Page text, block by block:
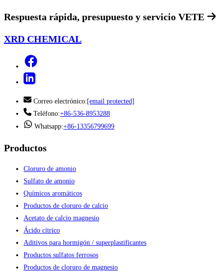
Respuesta rápida, presupuesto y servicio VETE
XRD CHEMICAL
Correo electrónico: [email protected]
Teléfono:+86-536-8953288
Whatsapp:+86-13356799699
Productos
Cloruro de amonio
Sulfato de amonio
Químicos aromáticos
Productos de cloruro de calcio
Acetato de calcio magnesio
Ácido cítrico
Aditivos para hormigón / superplastificantes
Productos sulfatos ferrosos
Productos de cloruro de magnesio